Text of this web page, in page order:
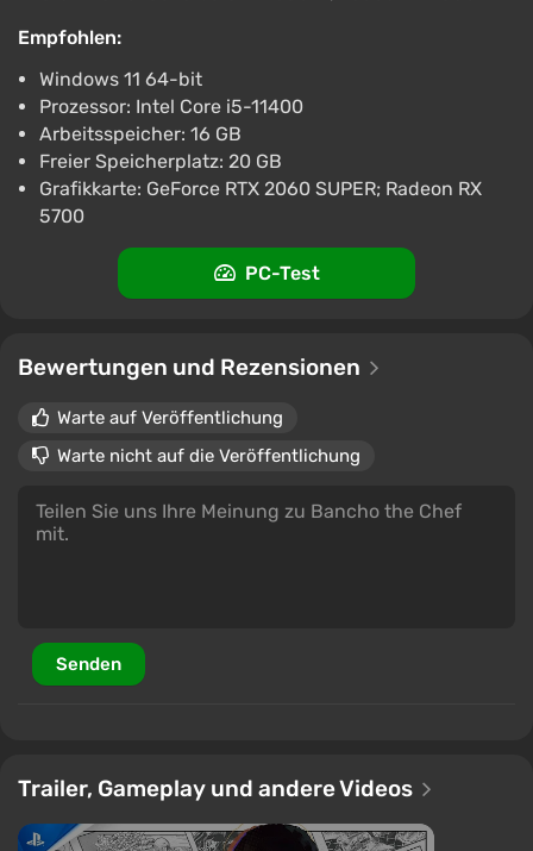
Empfohlen:
Windows 11 64-bit
Prozessor: Intel Core i5-11400
Arbeitsspeicher: 16 GB
Freier Speicherplatz: 20 GB
Grafikkarte: GeForce RTX 2060 SUPER; Radeon RX
5700
PC-Test
Bewertungen und Rezensionen
Warte auf Veröffentlichung
Warte nicht auf die Veröffentlichung
Senden
Trailer, Gameplay und andere Videos